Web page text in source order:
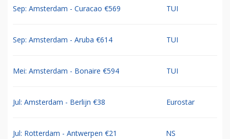
Sep: Amsterdam - Curacao €569 TUI
Sep: Amsterdam - Aruba €614 TUI
Mei: Amsterdam - Bonaire €594 TUI
Jul: Amsterdam - Berlijn €38 Eurostar
Jul: Rotterdam - Antwerpen €21 NS